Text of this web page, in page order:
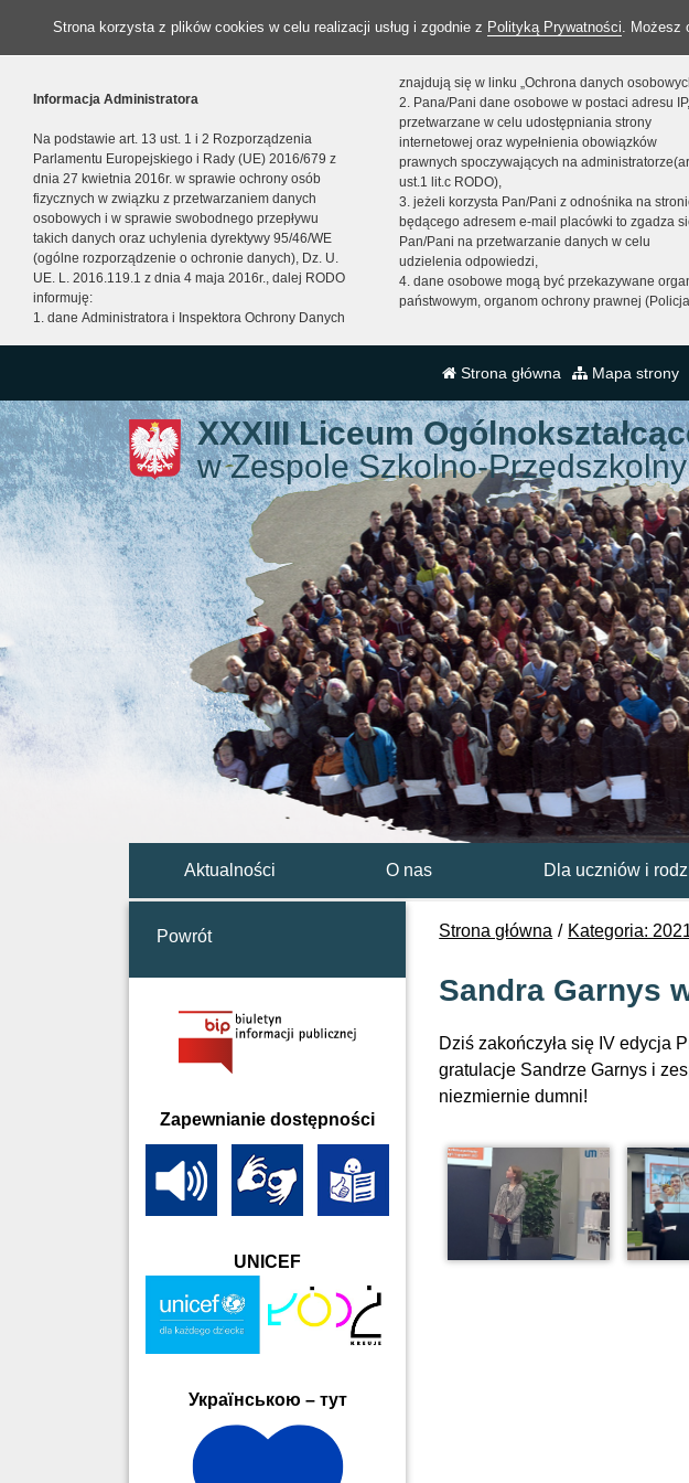
Strona korzysta z plików cookies w celu realizacji usług i zgodnie z Polityką Prywatności. Możesz
Informacja Administratora
Na podstawie art. 13 ust. 1 i 2 Rozporządzenia
Parlamentu Europejskiego i Rady (UE) 2016/679 z
dnia 27 kwietnia 2016r. w sprawie ochrony osób
fizycznych w związku z przetwarzaniem danych
osobowych i w sprawie swobodnego przepływu
takich danych oraz uchylenia dyrektywy 95/46/WE
(ogólne rozporządzenie o ochronie danych), Dz. U.
UE. L. 2016.119.1 z dnia 4 maja 2016r., dalej RODO
informuję:
1. dane Administratora i Inspektora Ochrony Danych
znajdują się w linku „Ochrona danych
2. Pana/Pani dane osobowe w postaci adresu
przetwarzane w celu udostępniania strony
internetowej oraz wypełnienia obowiązków
prawnych spoczywających na
ust.1 lit.c RODO),
3. jeżeli korzysta Pan/Pani z odnośnika na
będącego adresem e-mail placówki to zgadza
Pan/Pani na przetwarzanie danych w celu
udzielenia odpowiedzi,
4. dane osobowe mogą być przekazywane
państwowym, organom ochrony prawnej
Strona główna Mapa strony
XXXIII Liceum
w Zespole Szkolno-
Aktualności O nas Dla uczniów i
Strona główna Kategoria:
Sandra Garnys
Dziś zakończyła się IV edycja
gratulacje Sandrze Garnys i
niezmiernie dumni!
Powrót
Zapewnianie dostępności
UNICEF
Українською – тут